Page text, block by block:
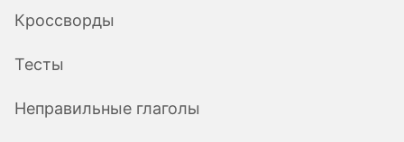
Кроссворды
Тесты
Неправильные глаголы